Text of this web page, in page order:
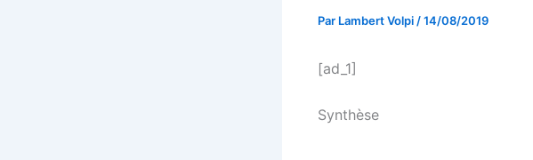
Par Lambert Volpi /14/08/2019
[ad_1]
Synthèse